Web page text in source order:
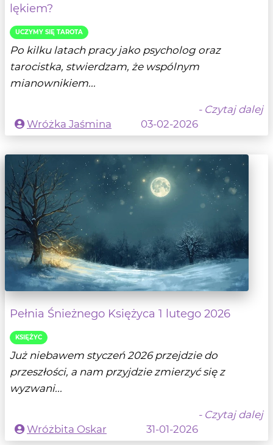
lękiem?
UCZYMY SIĘ TAROTA
Po kilku latach pracy jako psycholog oraz
tarocistka, stwierdzam, że wspólnym
mianownikiem...
- Czytaj dalej
Wróżka Jaśmina
03-02-2026
Pełnia Śnieżnego Księżyca 1 lutego 2026
KSIĘŻYC
Już niebawem styczeń 2026 przejdzie do
przeszłości, a nam przyjdzie zmierzyć się z
wyzwani...
- Czytaj dalej
Wróżbita Oskar
31-01-2026